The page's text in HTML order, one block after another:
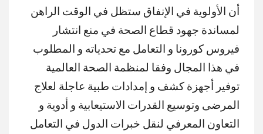
أن الأولوية في الإنفاق ستظل في الوقت الراهن
لمساندة جهود قطاع الصحة في منع انتشار
فيروس كورونا و التعامل مع تحدياته و المطلوب
في هذا المجال وفقا لمنظمة الصحة العالمية
توفير أجهزة كشف و إمدادات طبية عاجلة لعلاج
المرضى وتوسيع القدرات الاستيعابية و أدوية و
التعاون المعرفي لنقل خبرات الدول في التعامل